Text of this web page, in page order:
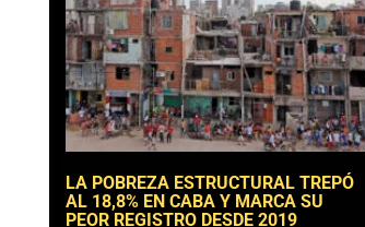
LA POBREZA ESTRUCTURAL TREPÓ
AL 18,8% EN CABA Y MARCA SU
PEOR REGISTRO DESDE 2019